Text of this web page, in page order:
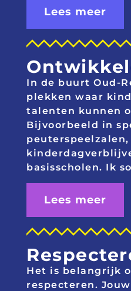
Lees meer
In de buurt Oud-
plekken waar
talenten kunnen
Bijvoorbeeld in
basisscholen. Ik
Lees meer
Het is belangrijk
respecteren.